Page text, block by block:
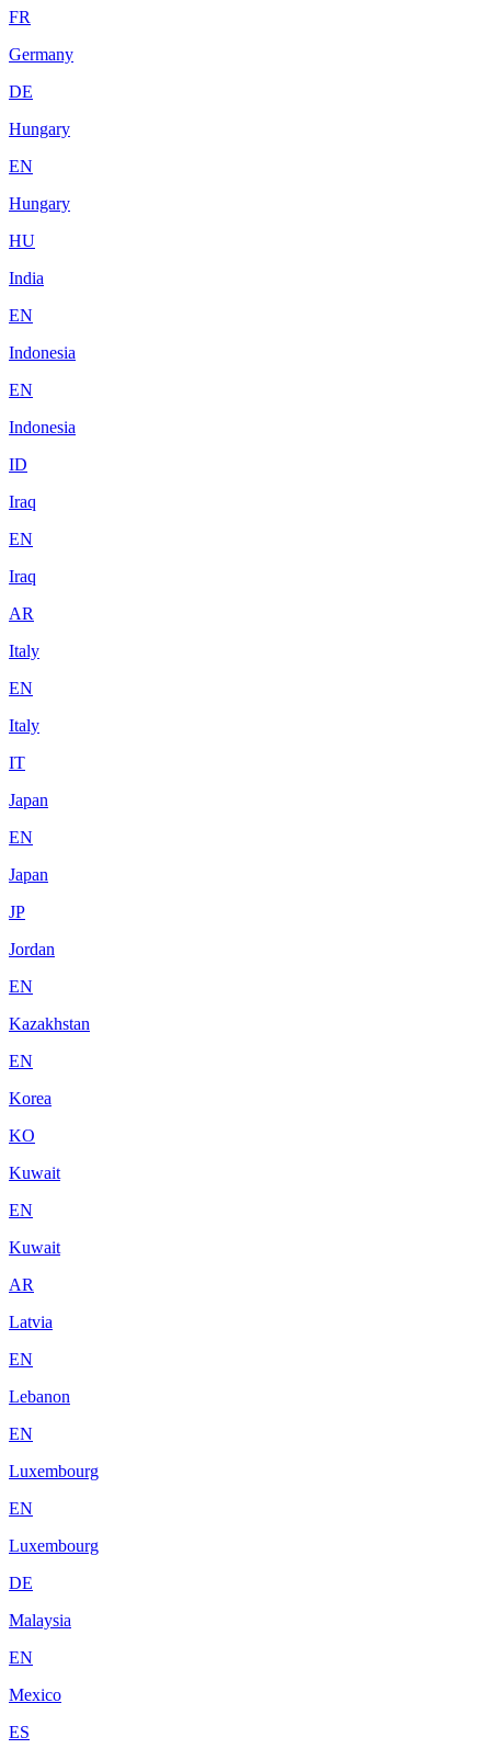
FR
Germany
DE
Hungary
EN
Hungary
HU
India
EN
Indonesia
EN
Indonesia
ID
Iraq
EN
Iraq
AR
Italy
EN
Italy
IT
Japan
EN
Japan
JP
Jordan
EN
Kazakhstan
EN
Korea
KO
Kuwait
EN
Kuwait
AR
Latvia
EN
Lebanon
EN
Luxembourg
EN
Luxembourg
DE
Malaysia
EN
Mexico
ES